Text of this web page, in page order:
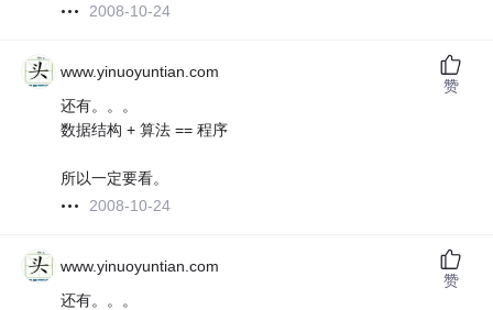
2008-10-24
www.yinuoyuntian.com
还有。。。
数据结构 + 算法 == 程序
所以一定要看。
2008-10-24
赞
www.yinuoyuntian.com
还有。。。
赞